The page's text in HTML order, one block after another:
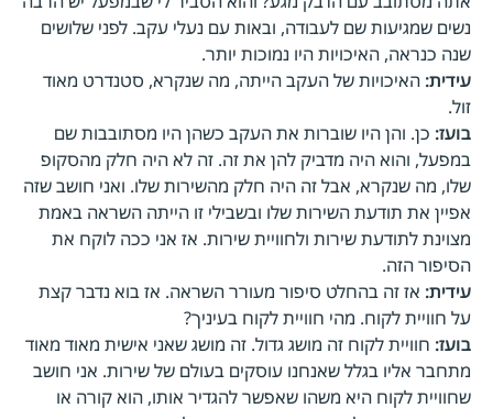
נשים שמגיעות שם לעבודה, ובאות עם נעלי עקב. לפני שלושים
שנה כנראה, האיכויות היו נמוכות יותר.
עידית: האיכויות של העקב הייתה, מה שנקרא, סטנדרט מאוד
זול.
בועז: כן. והן היו שוברות את העקב כשהן היו מסתובבות שם
במפעל, והוא היה מדביק להן את זה. זה לא היה חלק מהסקופ
שלו, מה שנקרא, אבל זה היה חלק מהשירות שלו. ואני חושב שזה
אפיין את תודעת השירות שלו ובשבילי זו הייתה השראה באמת
מצוינת לתודעת שירות ולחוויית שירות. אז אני ככה לוקח את
הסיפור הזה.
עידית: אז זה בהחלט סיפור מעורר השראה. אז בוא נדבר קצת
על חוויית לקוח. מהי חוויית לקוח בעיניך?
בועז: חוויית לקוח זה מושג גדול. זה מושג שאני אישית מאוד מאוד
מתחבר אליו בגלל שאנחנו עוסקים בעולם של שירות. אני חושב
שחוויית לקוח היא משהו שאפשר להגדיר אותו, הוא קורה או